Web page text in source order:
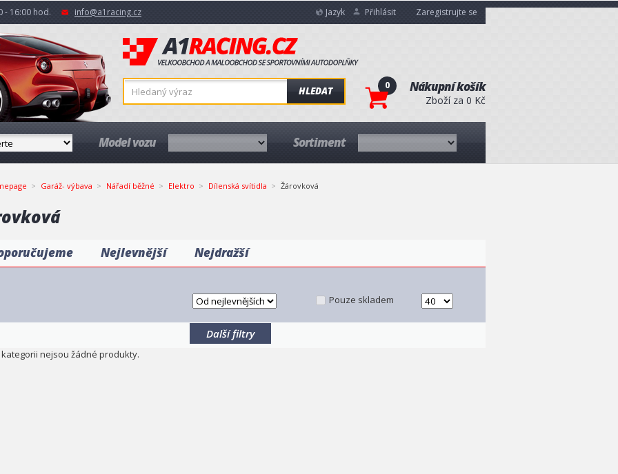
- 16:00 hod. info@a1racing.cz Jazyk Přihlásit Zaregistrujte se
HLEDAT 0 Nákupní košík
Zboží za 0 Kč
Model vozu Sortiment
Garáž- výbava Nářadí běžné Elektro Dílenská svítidla Žárovková
Nejlevnější Nejdražší
Pouze skladem
Další filtry
kategorii nejsou žádné produkty.